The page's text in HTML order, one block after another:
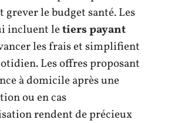
le budget santé. Les
incluent letiers payant
les frais et simplifient
Les offres proposant
à domicile après une
ou en cas
rendent de précieux